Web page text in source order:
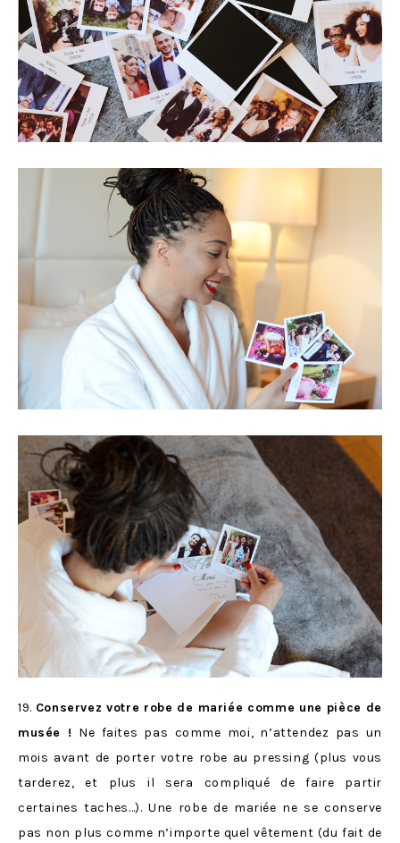
19. Conservez votre robe de mariée comme une pièce de
musée ! Ne faites pas comme moi, n’attendez pas un
mois avant de porter votre robe au pressing (plus vous
tarderez, et plus il sera compliqué de faire partir
certaines taches…). Une robe de mariée ne se conserve
pas non plus comme n’importe quel vêtement (du fait de